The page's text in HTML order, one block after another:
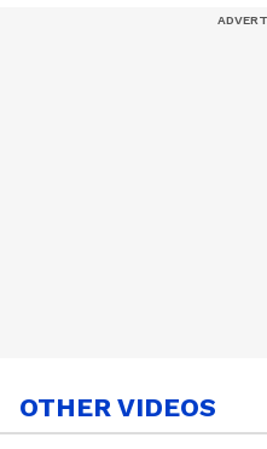
OTHER VIDEOS